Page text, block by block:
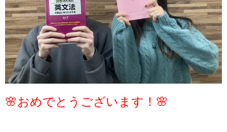
🌸おめでとうございます！🌸